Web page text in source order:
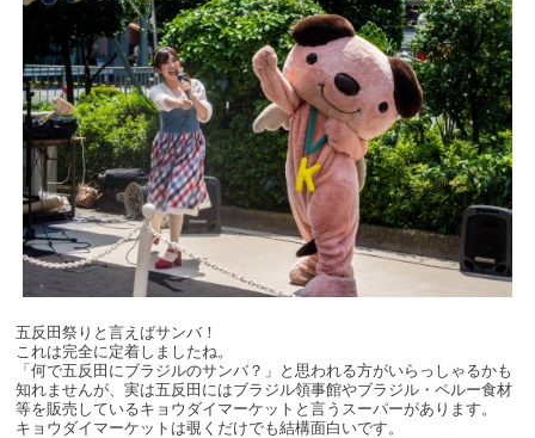
五反田祭りと言えばサンバ！
これは完全に定着しましたね。
「何で五反田にブラジルのサンバ？」と思われる方がいらっしゃるかも
知れませんが、実は五反田にはブラジル領事館やブラジル・ペルー食材
等を販売しているキョウダイマーケットと言うスーパーがあります。
キョウダイマーケットは覗くだけでも結構面白いです。